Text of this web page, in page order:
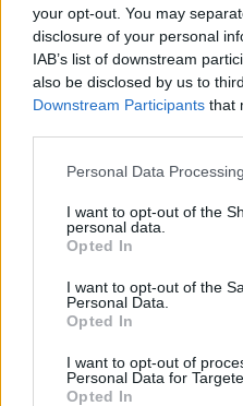
your opt-out. You may
disclosure of your personal
IAB’s list of downstream
also be disclosed by us to
Downstream Participants that
Please note that this website/
not limited to your visit or
grant or deny consent to
use your data for below
consent section.
Personal Data
I want to opt-out of the
personal data.
Opted In
I want to opt-out of the
Personal Data.
Opted In
I want to opt-out of
Personal Data for
Opted In
GAZDASÁG
#PÉNZROMLÁS #DRÁGULÁS
Népszerű